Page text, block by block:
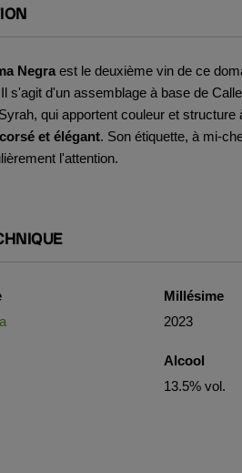
Negra est le deuxième vin de ce
s'agit d'un assemblage à base de
qui apportent couleur et
et élégant. Son étiquette, à mi-
l'attention.
Millésime
2023
Alcool
13.5% vol.